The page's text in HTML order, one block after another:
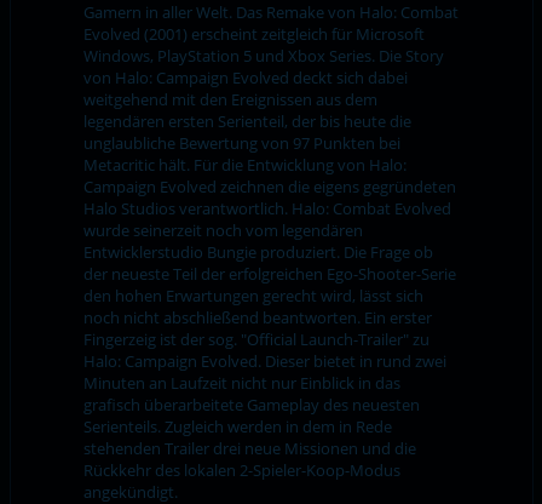
Gamern in aller Welt. Das Remake von Halo: Combat
Evolved (2001) erscheint zeitgleich für Microsoft
Windows, PlayStation 5 und Xbox Series. Die Story
von Halo: Campaign Evolved deckt sich dabei
weitgehend mit den Ereignissen aus dem
legendären ersten Serienteil, der bis heute die
unglaubliche Bewertung von 97 Punkten bei
Metacritic hält. Für die Entwicklung von Halo:
Campaign Evolved zeichnen die eigens gegründeten
Halo Studios verantwortlich. Halo: Combat Evolved
wurde seinerzeit noch vom legendären
Entwicklerstudio Bungie produziert. Die Frage ob
der neueste Teil der erfolgreichen Ego-Shooter-Serie
den hohen Erwartungen gerecht wird, lässt sich
noch nicht abschließend beantworten. Ein erster
Fingerzeig ist der sog. "Official Launch-Trailer" zu
Halo: Campaign Evolved. Dieser bietet in rund zwei
Minuten an Laufzeit nicht nur Einblick in das
grafisch überarbeitete Gameplay des neuesten
Serienteils. Zugleich werden in dem in Rede
stehenden Trailer drei neue Missionen und die
Rückkehr des lokalen 2-Spieler-Koop-Modus
angekündigt.